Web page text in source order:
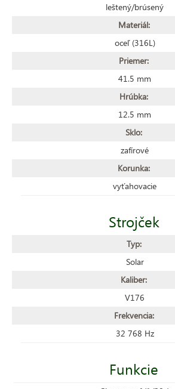
leštený/brúsený
Materiál:
oceľ (316L)
Priemer:
41.5 mm
Hrúbka:
12.5 mm
Sklo:
zafírové
Korunka:
vyťahovacie
Strojček
Typ:
Solar
Kaliber:
V176
Frekvencia:
32 768 Hz
Funkcie